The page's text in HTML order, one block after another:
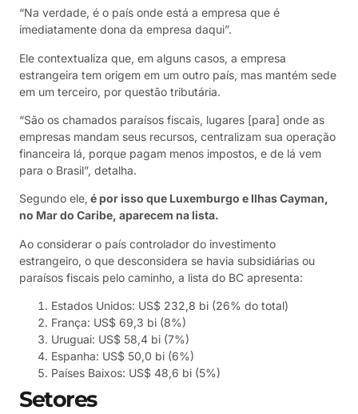
“Na verdade, é o país onde está a empresa que é
imediatamente dona da empresa daqui”.
Ele contextualiza que, em alguns casos, a empresa
estrangeira tem origem em um outro país, mas mantém sede
em um terceiro, por questão tributária.
“São os chamados paraísos fiscais, lugares [para] onde as
empresas mandam seus recursos, centralizam sua operação
financeira lá, porque pagam menos impostos, e de lá vem
para o Brasil”, detalha.
Segundo ele, é por isso que Luxemburgo e Ilhas Cayman,
no Mar do Caribe, aparecem na lista.
Ao considerar o país controlador do investimento
estrangeiro, o que desconsidera se havia subsidiárias ou
paraísos fiscais pelo caminho, a lista do BC apresenta:
Estados Unidos: US$ 232,8 bi (26% do total)
França: US$ 69,3 bi (8%)
Uruguai: US$ 58,4 bi (7%)
Espanha: US$ 50,0 bi (6%)
Países Baixos: US$ 48,6 bi (5%)
Setores